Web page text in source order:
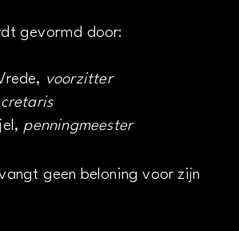
gevormd door:
voorzitter
penningmeester
geen beloning voor zijn